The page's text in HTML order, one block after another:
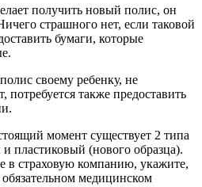
получить новый полис, он
страшного нет, если таковой
бумаги, которые
своему ребенку, не
потребуется также предоставить
момент существует 2 типа
(нового образца).
в страховую компанию, укажите,
медицинском